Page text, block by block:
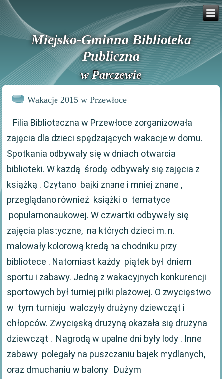
Miejsko-Gminna Biblioteka
Publiczna
w Parczewie
Wakacje 2015 w Przewłoce
Filia Biblioteczna w Przewłoce zorganizowała
zajęcia dla dzieci spędzających wakacje w domu.
Spotkania odbywały się w dniach otwarcia
biblioteki. W każdą środę odbywały się zajęcia z
książką . Czytano bajki znane i mniej znane ,
przeglądano również książki o tematyce
popularnonaukowej. W czwartki odbywały się
zajęcia plastyczne, na których dzieci m.in.
malowały kolorową kredą na chodniku przy
bibliotece . Natomiast każdy piątek był dniem
sportu i zabawy. Jedną z wakacyjnych konkurencji
sportowych był turniej piłki plażowej. O zwycięstwo
w tym turnieju walczyły drużyny dziewcząt i
chłopców. Zwycięską drużyną okazała się drużyna
dziewcząt . Nagrodą w upalne dni były lody . Inne
zabawy polegały na puszczaniu bajek mydlanych,
oraz dmuchaniu w balony . Dużym